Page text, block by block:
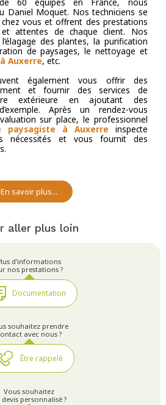
Daniel Moquet. Nos techniciens se
vous et offrent des prestations
attentes de chaque client. Nos
des plantes, la purification
de paysages, le nettoyage et
Auxerre, etc.
également vous offrir des
et fournir des services de
extérieure en ajoutant des
Après un rendez-vous
sur place, le professionnel
paysagiste à Auxerre inspecte
nécessités et vous fournit des
En savoir plus...
aller plus loin
d’informations
nos prestations ?
Documentation
souhaitez prendre
avec nous ?
Être rappelé
Vous souhaitez
devis personnalisé ?